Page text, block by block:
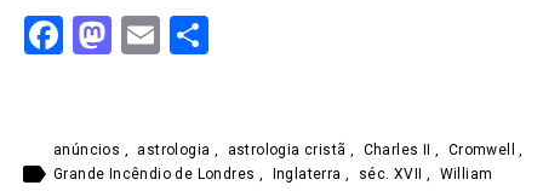
Facebook
Mastodon
Email
label
anúncios , astrologia , astrologia cristã , Charles II, Cromwell,
Grande Incêndio de Londres , Inglaterra, séc. XVII ,
William